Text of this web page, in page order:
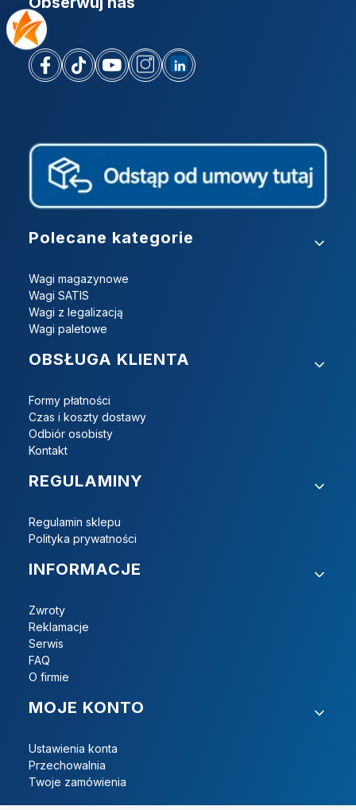
Linki w stopce
Polecane kategorie
Wagi magazynowe
Wagi SATIS
Wagi z legalizacją
Wagi paletowe
OBSŁUGA KLIENTA
Formy płatności
Czas i koszty dostawy
Odbiór osobisty
Kontakt
REGULAMINY
Regulamin sklepu
Polityka prywatności
INFORMACJE
Zwroty
Reklamacje
Serwis
FAQ
O firmie
MOJE KONTO
Ustawienia konta
Przechowalnia
Twoje zamówienia